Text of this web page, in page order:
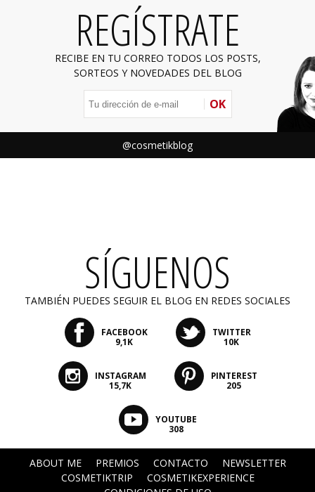
REGÍSTRATE
RECIBE EN TU CORREO TODOS LOS POSTS,
SORTEOS Y NOVEDADES DEL BLOG
OK
@cosmetikblog
SÍGUENOS
TAMBIÉN PUEDES SEGUIR EL BLOG EN REDES SOCIALES
FACEBOOK
9,1K
TWITTER
10K
INSTAGRAM
15,7K
PINTEREST
205
YOUTUBE
308
ABOUT ME PREMIOS CONTACTO
NEWSLETTER
COSMETIKTRIP
COSMETIKEXPERIENCE